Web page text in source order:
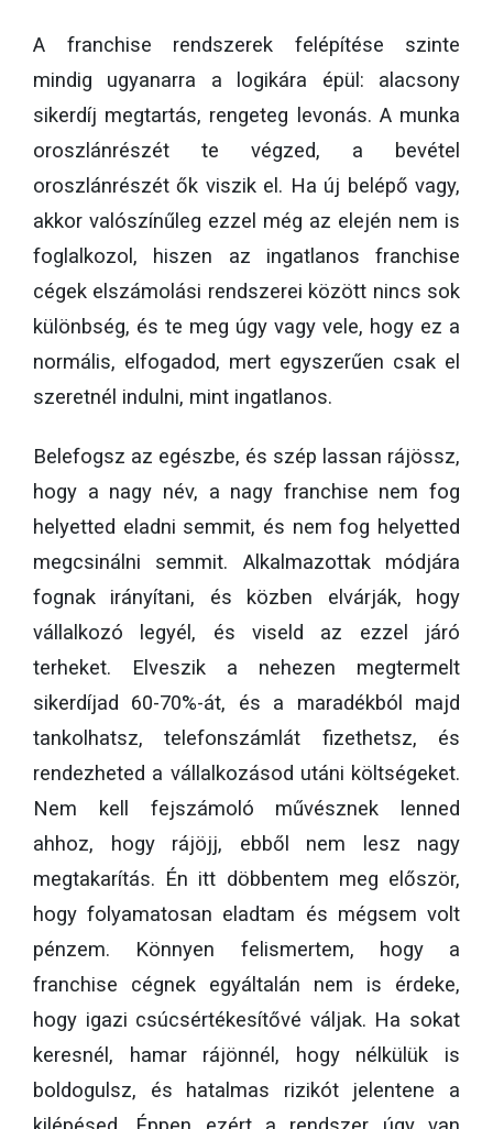
A franchise rendszerek felépítése szinte
mindig ugyanarra a logikára épül: alacsony
sikerdíj megtartás, rengeteg levonás. A munka
oroszlánrészét te végzed, a bevétel
oroszlánrészét ők viszik el. Ha új belépő vagy,
akkor valószínűleg ezzel még az elején nem is
foglalkozol, hiszen az ingatlanos franchise
cégek elszámolási rendszerei között nincs sok
különbség, és te meg úgy vagy vele, hogy ez a
normális, elfogadod, mert egyszerűen csak el
szeretnél indulni, mint ingatlanos.
Belefogsz az egészbe, és szép lassan rájössz,
hogy a nagy név, a nagy franchise nem fog
helyetted eladni semmit, és nem fog helyetted
megcsinálni semmit. Alkalmazottak módjára
fognak irányítani, és közben elvárják, hogy
vállalkozó legyél, és viseld az ezzel járó
terheket. Elveszik a nehezen megtermelt
sikerdíjad 60-70%-át, és a maradékból majd
tankolhatsz, telefonszámlát fizethetsz, és
rendezheted a vállalkozásod utáni költségeket.
Nem kell fejszámoló művésznek lenned
ahhoz, hogy rájöjj, ebből nem lesz nagy
megtakarítás. Én itt döbbentem meg először,
hogy folyamatosan eladtam és mégsem volt
pénzem. Könnyen felismertem, hogy a
franchise cégnek egyáltalán nem is érdeke,
hogy igazi csúcsértékesítővé váljak. Ha sokat
keresnél, hamar rájönnél, hogy nélkülük is
boldogulsz, és hatalmas rizikót jelentene a